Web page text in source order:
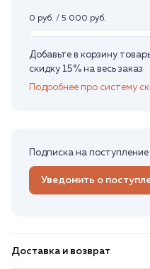
0 руб. / 5 000 руб.
Добавьте в корзину
скидку 15% на весь заказ
Подробнее про систему
Подписка на
Уведомить о
Доставка и возврат